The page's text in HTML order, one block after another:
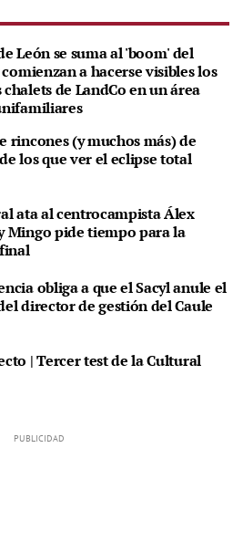
León se suma al 'boom' del
a hacerse visibles los
de LandCo en un área
rincones (y muchos más) de
los que ver el eclipse total
ata al centrocampista Álex
Mingo pide tiempo para la
obliga a que el Sacyl anule el
director de gestión del Caule
| Tercer test de la Cultural